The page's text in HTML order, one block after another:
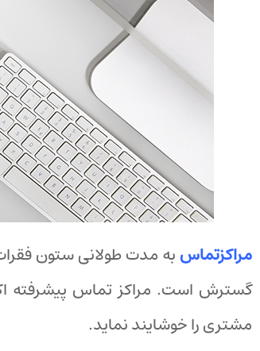
مراکزتماس به مدت طولانی ستون
گسترش است. مراکز تماس پیشرفته
مشتری را خوشایند نماید.